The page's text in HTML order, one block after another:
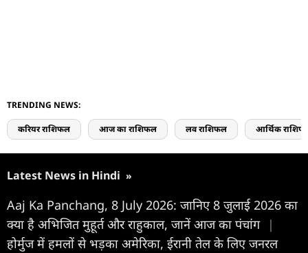
TRENDING NEWS:
करियर राशिफल आज का राशिफल लव राशिफल आर्थिक
Latest News in Hindi »
Aaj Ka Panchang, 8 July 2026: जानिए 8 जुलाई 2026 का
क्या है अभिजित मुहूर्त और राहुकाल, जानें आज का पंचांग |
होर्मुज में हमलों से भड़का अमेरिका, ईरानी तेल के लिए जनरल